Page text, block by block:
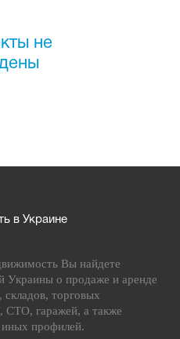
не
в Украине
Вы найдете
Украины о продаже и аренде
складов, торговых
СТО, гаражей, а также
профилей.